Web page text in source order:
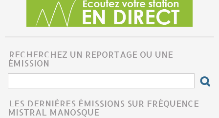
RECHERCHEZ UN REPORTAGE OU UNE
ÉMISSION
LES DERNIÈRES ÉMISSIONS SUR FRÉQUENCE
MISTRAL MANOSQUE